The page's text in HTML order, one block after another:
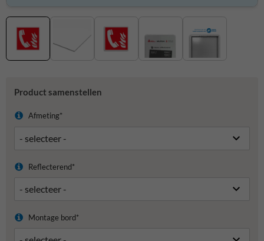
Product samenstellen
Afmeting*
Reflecterend*
Montage bord*